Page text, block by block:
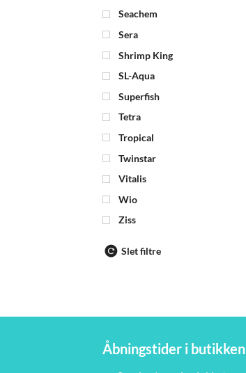
Seachem
Sera
Shrimp King
SL-Aqua
Superfish
Tetra
Tropical
Twinstar
Vitalis
Wio
Ziss
Slet filtre
Åbningstider i butikken